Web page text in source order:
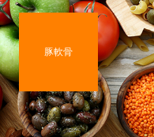
豚軟骨